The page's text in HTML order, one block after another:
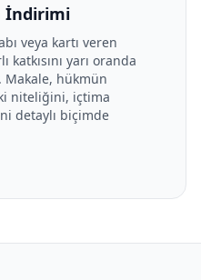
İndirimi
veya kartı veren
katkısını yarı oranda
Makale, hükmün
niteliğini, içtima
detaylı biçimde